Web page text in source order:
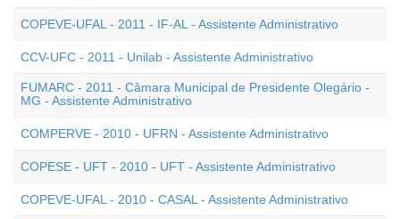
COPEVE-UFAL - 2011 - IF-AL - Assistente Administrativo
CCV-UFC - 2011 - Unilab - Assistente Administrativo
FUMARC - 2011 - Câmara Municipal de Presidente Olegário -
MG - Assistente Administrativo
COMPERVE - 2010 - UFRN - Assistente Administrativo
COPESE - UFT - 2010 - UFT - Assistente Administrativo
COPEVE-UFAL - 2010 - CASAL - Assistente Administrativo